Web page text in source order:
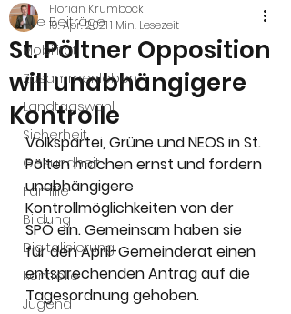
Alle Beiträge
Mobilität
Zusammenleben
Landtagswahl
Sicherheit
Gesundheit
Familie
Bildung
Digitalisierung
Kontrolle
Jugend
St. Pöltner Opposition
will unabhängigere
Kontrolle
Florian Krumböck
19. Apr. 20211 Min. Lesezeit
Volkspartei, Grüne und NEOS in St.
Pölten machen ernst und fordern
unabhängigere
Kontrollmöglichkeiten von der
SPÖ ein. Gemeinsam haben sie
für den April-Gemeinderat einen
entsprechenden Antrag auf die
Tagesordnung gehoben.